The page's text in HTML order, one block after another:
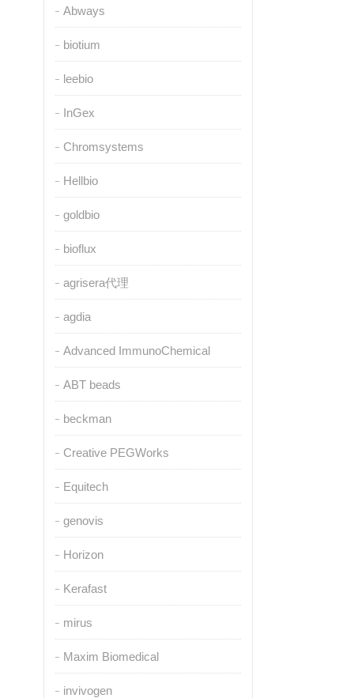
Abways
biotium
leebio
InGex
Chromsystems
Hellbio
goldbio
bioflux
agrisera代理
agdia
Advanced ImmunoChemical
ABT beads
beckman
Creative PEGWorks
Equitech
genovis
Horizon
Kerafast
mirus
Maxim Biomedical
invivogen